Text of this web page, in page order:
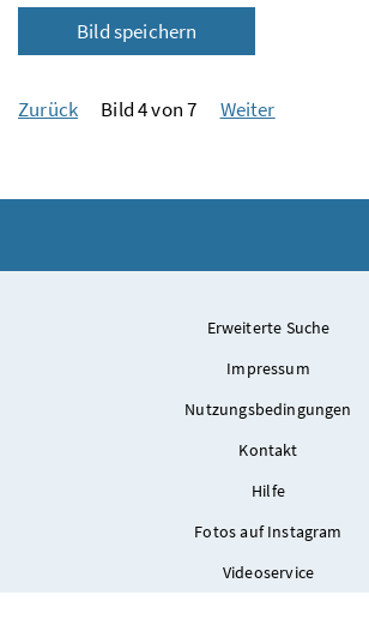
Bild speichern
Zurück Bild 4 von 7 Weiter
Erweiterte Suche
Impressum
Nutzungsbedingungen
Kontakt
Hilfe
Fotos auf Instagram
Videoservice